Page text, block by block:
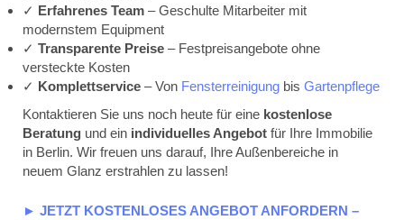
✓ Erfahrenes Team – Geschulte Mitarbeiter mit
modernstem Equipment
✓ Transparente Preise – Festpreisangebote ohne
versteckte Kosten
✓ Komplettservice – Von Fensterreinigung bis Gartenpflege
Kontaktieren Sie uns noch heute für eine kostenlose
Beratung und ein individuelles Angebot für Ihre Immobilie
in Berlin. Wir freuen uns darauf, Ihre Außenbereiche in
neuem Glanz erstrahlen zu lassen!
► JETZT KOSTENLOSES ANGEBOT ANFORDERN –